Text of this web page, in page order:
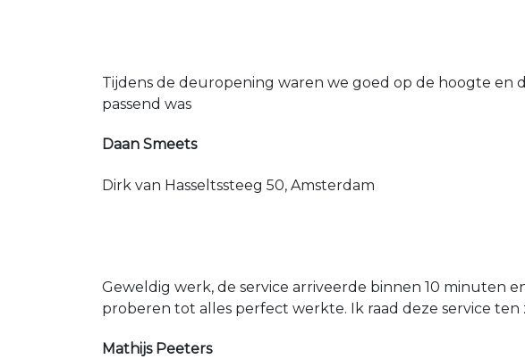
Tijdens de deuropening waren we goed op de hoogte
passend was
Daan Smeets
Dirk van Hasseltssteeg 50, Amsterdam
Geweldig werk, de service arriveerde binnen 10 minuten
proberen tot alles perfect werkte. Ik raad deze service ten
Mathijs Peeters